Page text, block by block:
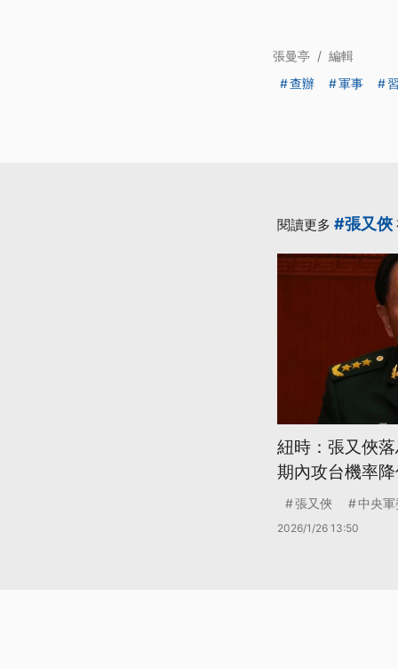
張曼亭 / 編輯
查辦
軍事
閱讀更多 #張又俠
紐時：張又俠
期內攻台機率
張又俠 中央軍
2026/1/26 13:50